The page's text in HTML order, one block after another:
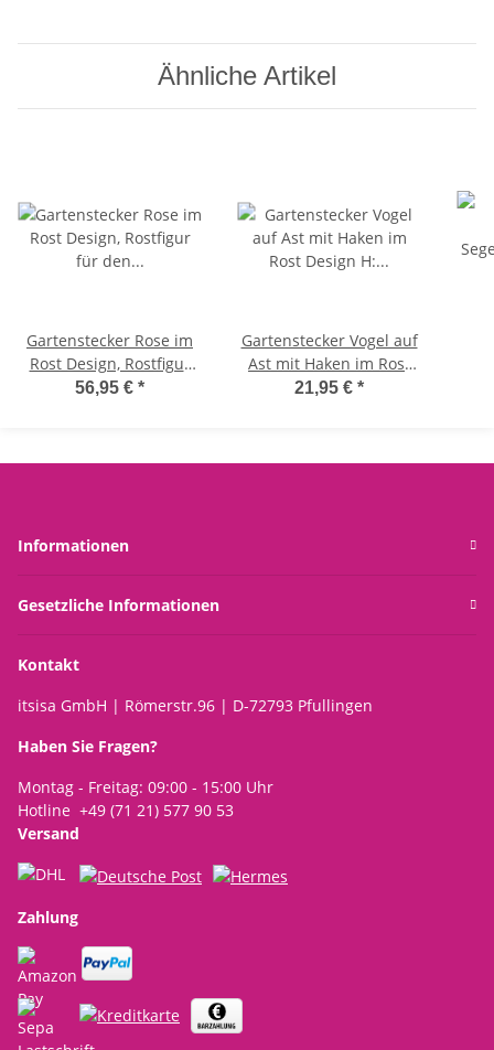
Ähnliche Artikel
Gartenstecker Rose im
Rost Design, Rostfigur
für den Garten,
56,95 € *
Gartenstecker Vogel auf
Ast mit Haken im Rost
Design H: 115 cm -
21,95 € *
Informationen
Gesetzliche Informationen
Kontakt
itsisa GmbH | Römerstr.96 | D-72793 Pfullingen
Haben Sie Fragen?
Montag - Freitag: 09:00 - 15:00 Uhr
Hotline +49 (71 21) 577 90 53
Versand
Zahlung